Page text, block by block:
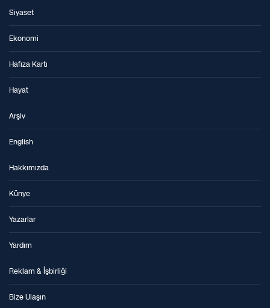
Siyaset
Ekonomi
Hafıza Kartı
Hayat
Arşiv
English
Hakkımızda
Künye
Yazarlar
Yardım
Reklam & İşbirliği
Bize Ulaşın